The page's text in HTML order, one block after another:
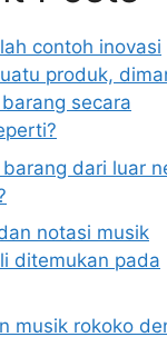
contoh inovasi
produk,
secara
dari luar
notasi musik
ditemukan pada
musik rokoko